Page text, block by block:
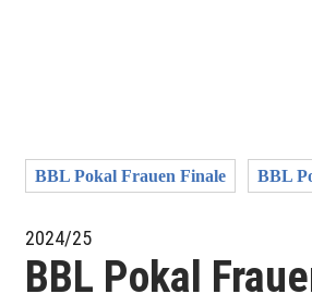
BBL Pokal Frauen Finale BBL
2024/25
BBL Pokal